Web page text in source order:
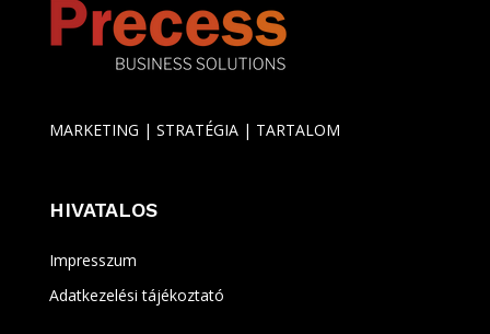
MARKETING | STRATÉGIA | TARTALOM
HIVATALOS
Impresszum
Adatkezelési tájékoztató